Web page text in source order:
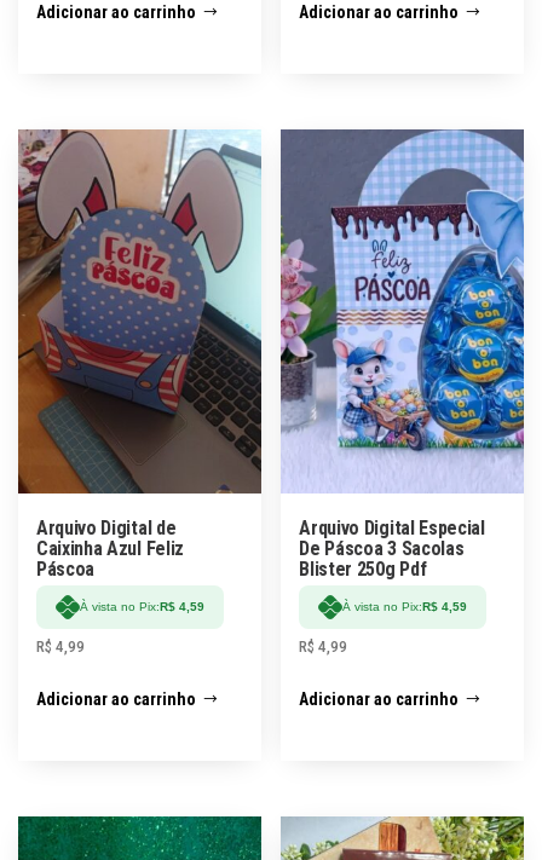
Adicionar ao carrinho Adicionar ao carrinho
Arquivo Digital de
Caixinha Azul Feliz
Páscoa
À vista no Pix: R$ 4,59
R$ 4,99
Adicionar ao carrinho
Arquivo Digital Especial
De Páscoa 3 Sacolas
Blister 250g Pdf
À vista no Pix: R$ 4,59
R$ 4,99
Adicionar ao carrinho